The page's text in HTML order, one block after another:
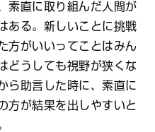
素直に取り組んだ人間が
ある。新しいことに挑戦
方がいいってことはみん
どうしても視野が狭くな
ら助言した時に、素直に
方が結果を出しやすいと